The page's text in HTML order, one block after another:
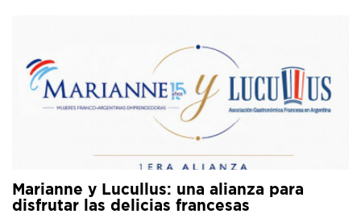
Marianne y Lucullus: una alianza para
disfrutar las delicias francesas